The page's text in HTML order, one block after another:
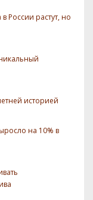
России растут, но
историей
на 10% в